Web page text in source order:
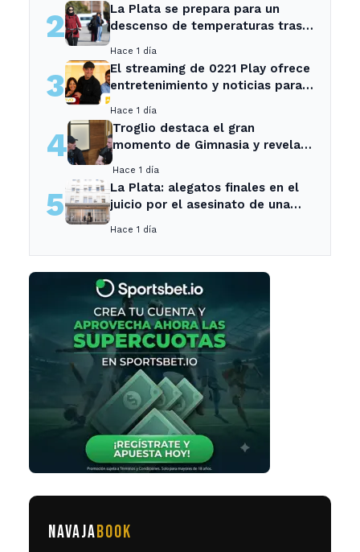
2
La Plata se prepara para un
descenso de temperaturas tras
Hace 1 día
3
El streaming de 0221 Play ofrece
entretenimiento y noticias para
Ensenada.
Hace 1 día
4
Troglio destaca el gran
momento de Gimnasia y revela
Hace 1 día
5
La Plata: alegatos finales en el
juicio por el asesinato de una
Hace 1 día
NAVAJABOOK